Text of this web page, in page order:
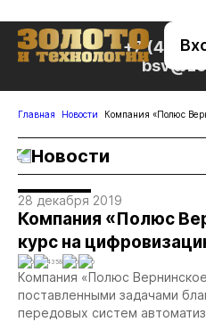
+7 (495)
Главная Новости Компания «Полюс
Новости
28 декабря 2019
Компания «Полюс
курс на
0 4358 0 0
Компания «Полюс
поставленными задачами
передовых систем